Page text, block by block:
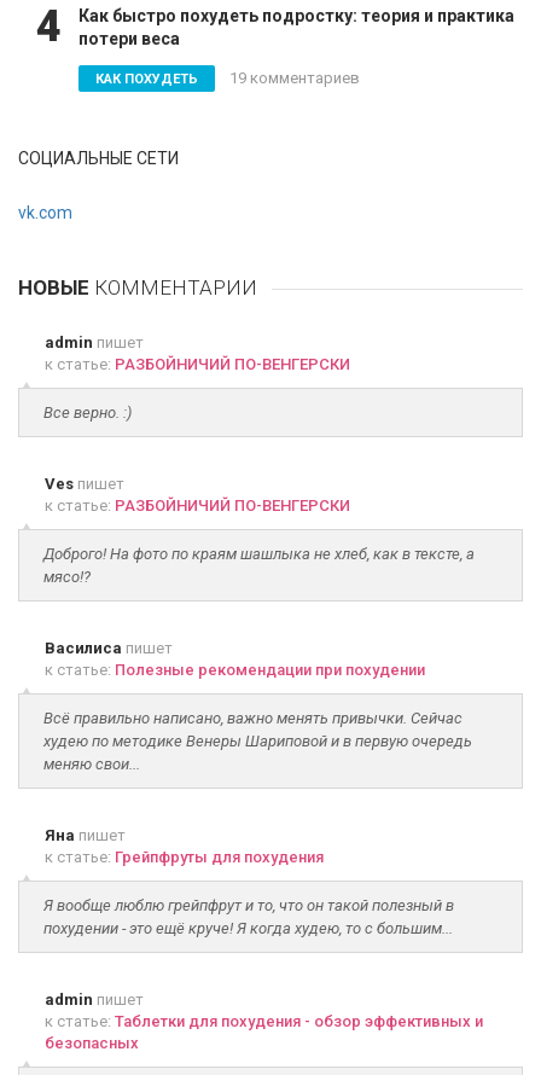
4
Как быстро похудеть подростку: теория и практика
потери веса
КАК ПОХУДЕТЬ 19 комментариев
СОЦИАЛЬНЫЕ СЕТИ
vk.com
НОВЫЕ КОММЕНТАРИИ
admin пишет
к статье: РАЗБОЙНИЧИЙ ПО-ВЕНГЕРСКИ
Все верно. :)
Ves пишет
к статье: РАЗБОЙНИЧИЙ ПО-ВЕНГЕРСКИ
Доброго! На фото по краям шашлыка не хлеб, как в тексте, а
мясо!?
Василиса пишет
к статье: Полезные рекомендации при похудении
Всё правильно написано, важно менять привычки. Сейчас
худею по методике Венеры Шариповой и в первую очередь
меняю свои...
Яна пишет
к статье: Грейпфруты для похудения
Я вообще люблю грейпфрут и то, что он такой полезный в
похудении - это ещё круче! Я когда худею, то с большим...
admin пишет
к статье: Таблетки для похудения - обзор эффективных и
безопасных